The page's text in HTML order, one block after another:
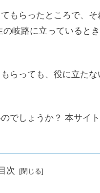
もらったところで、
岐路に立っていると
らっても、役に立た
でしょうか？ 本サイト
次